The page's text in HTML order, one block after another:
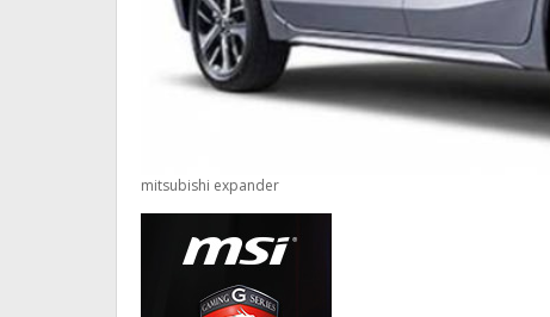
mitsubishi expander